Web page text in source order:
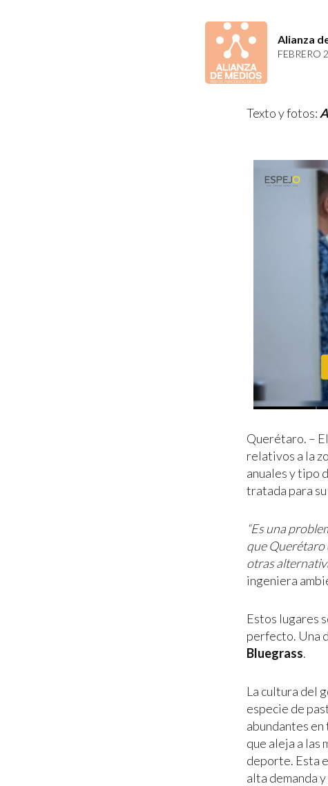
Alianza
FEBRERO
Texto y fotos:
Querétaro. –
relativos a la
anuales y tipo
tratada para
“Es una
que Querétaro
otras
ingeniera
Estos lugares
perfecto. Una
Bluegrass.
La cultura del
especie de
abundantes
que aleja a las
deporte. Esta
alta demanda